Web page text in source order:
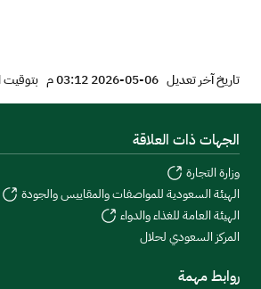
تاريخ آخر تعديل 06-05-2026 03:12 م بتوقيت
الجهات ذات العلاقة
وزارة التجارة
الهيئة السعودية للمواصفات والمقاييس والجودة
الهيئة العامة للغذاء والدواء
المركز السعودي لحلال
روابط مهمة